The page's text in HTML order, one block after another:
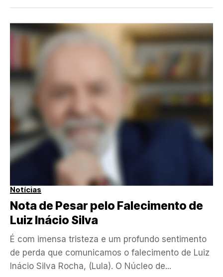
Notícias
Nota de Pesar pelo Falecimento de
Luiz Inácio Silva
É com imensa tristeza e um profundo sentimento
de perda que comunicamos o falecimento de Luiz
Inácio Silva Rocha, (Lula). O Núcleo de...